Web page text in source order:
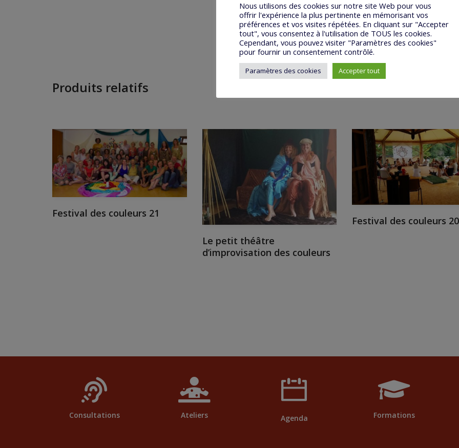
Produits relatifs
Festival des couleurs 21
Le petit théâtre
d’improvisation des couleurs
Festival des couleurs
Consultations Ateliers Agenda Formations
Nous utilisons des cookies sur notre site Web pour vous
offrir l'expérience la plus pertinente en mémorisant vos
préférences et vos visites répétées. En cliquant sur "Accepter
tout", vous consentez à l'utilisation de TOUS les cookies.
Cependant, vous pouvez visiter "Paramètres des cookies"
pour fournir un consentement contrôlé.
Paramètres des cookies Accepter tout